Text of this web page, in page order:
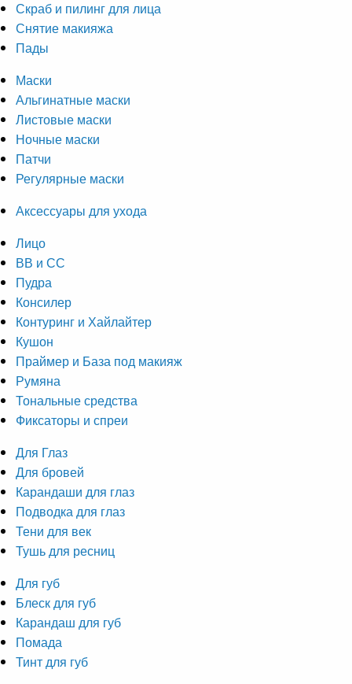
Скраб и пилинг для лица
Снятие макияжа
Пады
Маски
Альгинатные маски
Листовые маски
Ночные маски
Патчи
Регулярные маски
Аксессуары для ухода
Лицо
ВВ и СС
Пудра
Консилер
Контуринг и Хайлайтер
Кушон
Праймер и База под макияж
Румяна
Тональные средства
Фиксаторы и спреи
Для Глаз
Для бровей
Карандаши для глаз
Подводка для глаз
Тени для век
Тушь для ресниц
Для губ
Блеск для губ
Карандаш для губ
Помада
Тинт для губ